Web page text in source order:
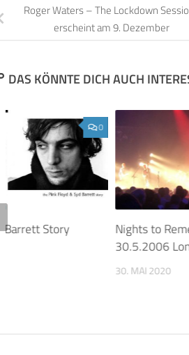
Roger Waters – The Lockdown
erscheint am 9. Dezember
DAS KÖNNTE DICH AUCH
Nights to
30.5.2006
30. MAI 2020
0
Barrett Story